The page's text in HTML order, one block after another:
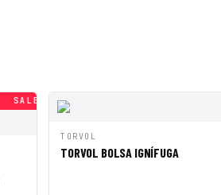
SALE ◇ SALE ◇
VISTA RÁPIDA
TORVOL
TORVOL BOLSA IGNÍFUGA